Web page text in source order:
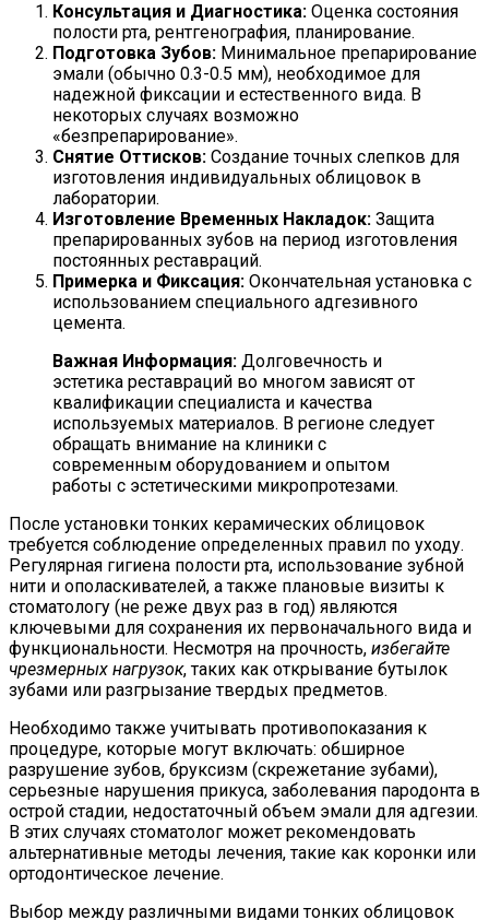
Консультация и Диагностика: Оценка состояния
полости рта, рентгенография, планирование.
Подготовка Зубов: Минимальное препарирование
эмали (обычно 0.3-0.5 мм), необходимое для
надежной фиксации и естественного вида. В
некоторых случаях возможно
«безпрепарирование».
Снятие Оттисков: Создание точных слепков для
изготовления индивидуальных облицовок в
лаборатории.
Изготовление Временных Накладок: Защита
препарированных зубов на период изготовления
постоянных реставраций.
Примерка и Фиксация: Окончательная установка с
использованием специального адгезивного
цемента.
Важная Информация: Долговечность и
эстетика реставраций во многом зависят от
квалификации специалиста и качества
используемых материалов. В регионе следует
обращать внимание на клиники с
современным оборудованием и опытом
работы с эстетическими микропротезами.
После установки тонких керамических облицовок
требуется соблюдение определенных правил по уходу.
Регулярная гигиена полости рта, использование зубной
нити и ополаскивателей, а также плановые визиты к
стоматологу (не реже двух раз в год) являются
ключевыми для сохранения их первоначального вида и
функциональности. Несмотря на прочность, избегайте
чрезмерных нагрузок, таких как открывание бутылок
зубами или разгрызание твердых предметов.
Необходимо также учитывать противопоказания к
процедуре, которые могут включать: обширное
разрушение зубов, бруксизм (скрежетание зубами),
серьезные нарушения прикуса, заболевания пародонта в
острой стадии, недостаточный объем эмали для адгезии.
В этих случаях стоматолог может рекомендовать
альтернативные методы лечения, такие как коронки или
ортодонтическое лечение.
Выбор между различными видами тонких облицовок